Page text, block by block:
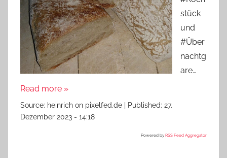
stück
und
#Über
nachtg
are…
Read more »
Source: heinrich on pixelfed.de Published: 27.
Dezember 2023 - 14:18
Powered by RSS Feed Aggregator